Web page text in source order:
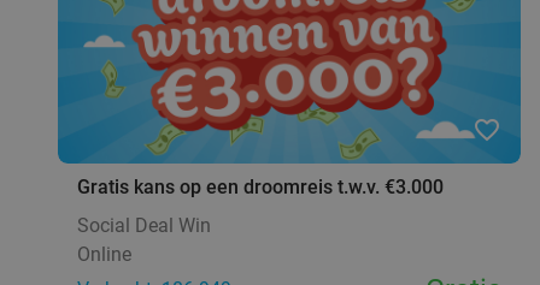
favorite_border
Gratis kans op een droomreis t.w.v. €3.000
Social Deal Win
Online